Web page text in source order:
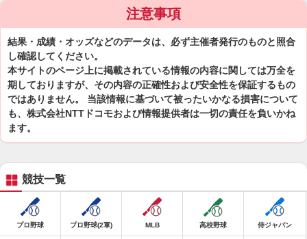
注意事項
結果・成績・オッズなどのデータは、必ず主催者発行のものと照合
し確認してください。
本サイトのページ上に掲載されている情報の内容に関しては万全を
期しておりますが、その内容の正確性および安全性を保証するもの
ではありません。 当該情報に基づいて被ったいかなる損害について
も、株式会社NTTドコモおよび情報提供者は一切の責任を負いかね
ます。
競技一覧
プロ野球 プロ野球(2軍) MLB 高校野球 侍ジャパン